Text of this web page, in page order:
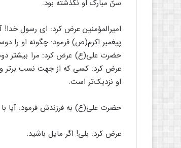
سنّ مبارک او نگذشته بود.
امیرالمؤمنین عرض کرد:‌ ای رسول خدا!
پیغمبر اکرم(ص) فرمود: چگونه او را
حضرت علی(ع) عرض کرد: مرا بیشتر
عرض کرد: کسی که از جهت نسب برتر و
او نزدیک‌تر است.
حضرت علی(ع) به فرزندش فرمود: آیا
عرض کرد:‌ بلی! اگر مایل باشید.